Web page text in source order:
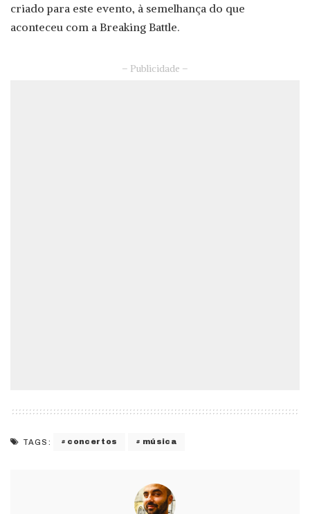
criado para este evento, à semelhança do que
aconteceu com a Breaking Battle.
– Publicidade –
TAGS: concertos música